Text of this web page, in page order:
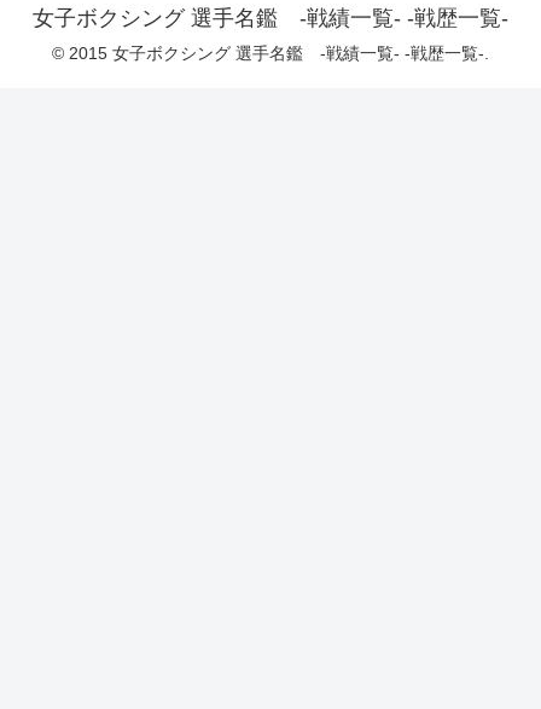
女子ボクシング 選手名鑑 -戦績一覧- -戦歴一覧-
© 2015 女子ボクシング 選手名鑑 -戦績一覧- -戦歴一覧-.